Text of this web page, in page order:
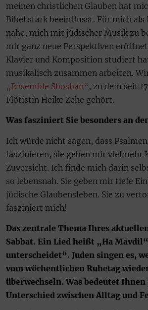
meinen christlichen Glauben hat
Bibel stark beeinflusst. Für mich als
nahe, mich mit jüdischer Musik zu
mir ganz neue Perspektiven
Klavier und Komposition studiert
musikalisch zusammen arbeiten.
„Ensemble Shoshan“ , zu dem seit
Flötistin Heike Zehe gehört.
Was fasziniert Sie besonders an
Ich würde nicht sagen, dass
faszinieren, sie geben mir vielmehr
Zuversicht. Ich finde mich darin
so lebensnah. Sie geben mir tiefe
jüdische Glaubensleben. Sie zu
fasziniert mich!
Das zentrale Thema Ihres
Sabbat. Ein Lied heißt „Ha
unterscheidet“. Juden singen es,
vom wöchentlichen Ruhetag
überwechseln. Was bedeutet
Unterschied zwischen Alltag und